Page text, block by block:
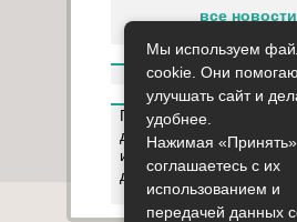
все новости
Пользуясь данным
даёте разрешение на
и хранение своих
данных согласно
Мы используем
cookie. Они
улучшать сайт и
удобнее.
Нажимая
соглашаетесь с их
использованием и
передачей данных